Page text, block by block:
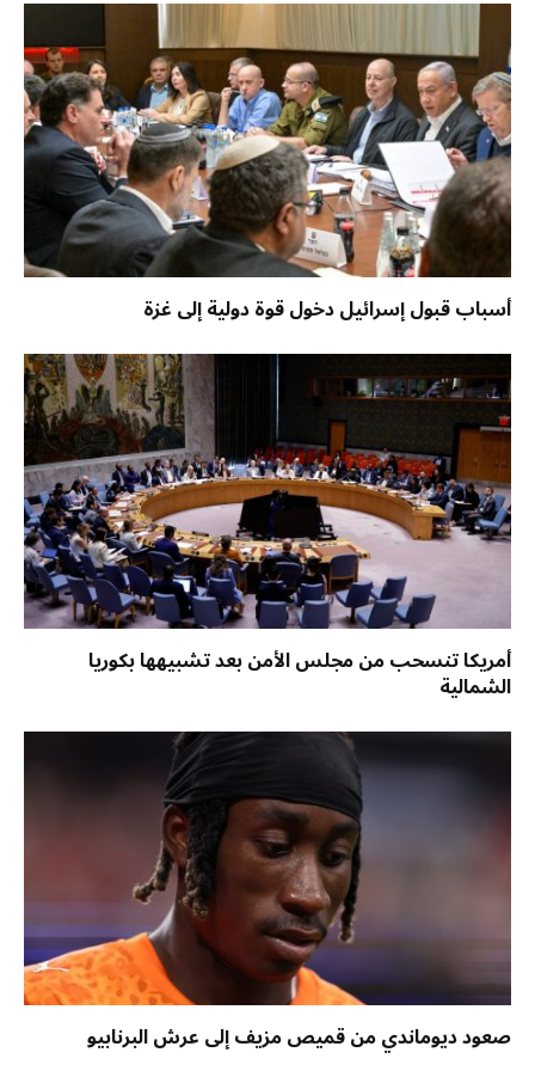
أسباب قبول إسرائيل دخول قوة دولية إلى غزة
أمريكا تنسحب من مجلس الأمن بعد تشبيهها بكوريا
الشمالية
صعود ديوماندي من قميص مزيف إلى عرش البرنابيو